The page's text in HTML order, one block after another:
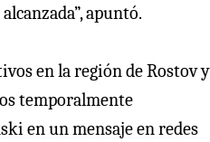
apuntó.
en la región de Rostov y
temporalmente
en un mensaje en redes